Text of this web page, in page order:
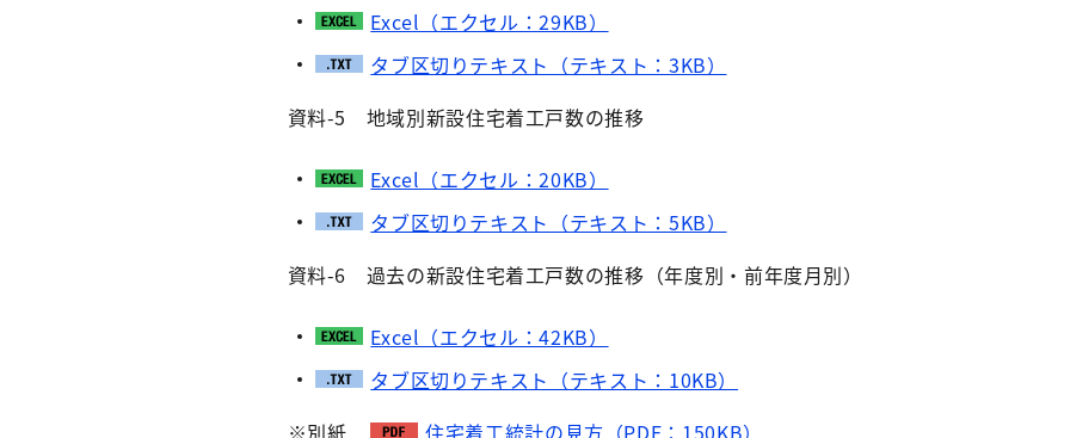
Excel（エクセル：29KB）
タブ区切りテキスト（テキスト：3KB）
資料-5 地域別新設住宅着工戸数の推移
Excel（エクセル：20KB）
タブ区切りテキスト（テキスト：5KB）
資料-6 過去の新設住宅着工戸数の推移（年度別・前年度月別）
Excel（エクセル：42KB）
タブ区切りテキスト（テキスト：10KB）
※別紙
住宅着工統計の見方（PDF：150KB）